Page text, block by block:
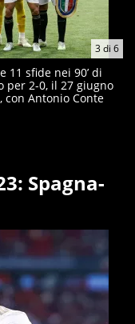
3di 6
11 sfide nei 90’ di
per 2-0, il 27 giugno
con Antonio Conte
Spagna-